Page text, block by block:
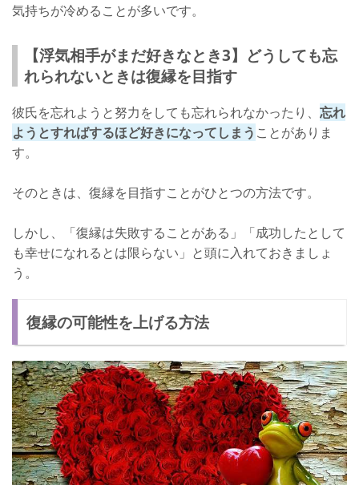
気持ちが冷めることが多いです。
【浮気相手がまだ好きなとき3】どうしても忘
れられないときは復縁を目指す
彼氏を忘れようと努力をしても忘れられなかったり、 忘れ
ようとすればするほど好きになってしまう ことがありま
す。
そのときは、復縁を目指すことがひとつの方法です。
しかし、「復縁は失敗することがある」「成功したとして
も幸せになれるとは限らない」と頭に入れておきましょ
う。
復縁の可能性を上げる方法